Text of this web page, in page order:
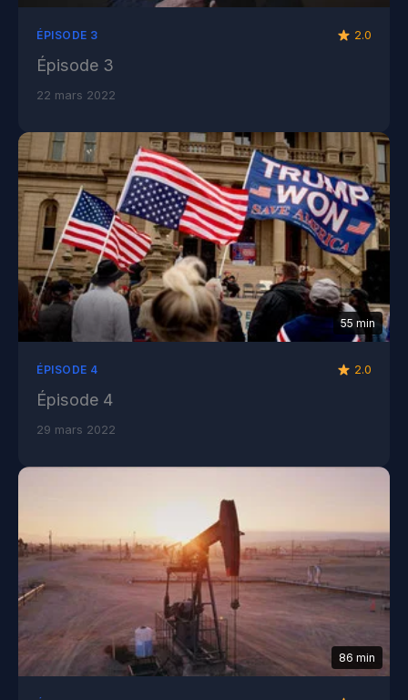
ÉPISODE 3 2.0
Épisode 3
22 mars 2022
55 min
ÉPISODE 4 2.0
Épisode 4
29 mars 2022
86 min